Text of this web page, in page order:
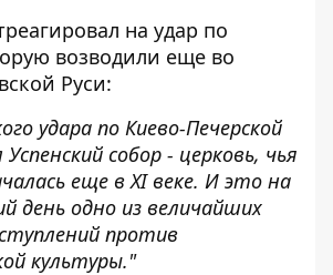
на удар по
возводили еще во
Руси:
удара по Киево-Печерской
Успенский собор - церковь, чья
еще в XI веке. И это на
день одно из величайших
против
культуры."